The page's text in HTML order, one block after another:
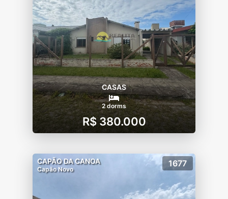
CASAS
2 dorms
R$ 380.000
CAPÃO DA CANOA
Capão Novo
1677